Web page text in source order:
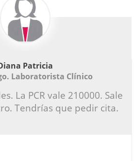
Patricia
Laboratorista Clínico
La PCR vale 210000. Sale
Tendrías que pedir cita.